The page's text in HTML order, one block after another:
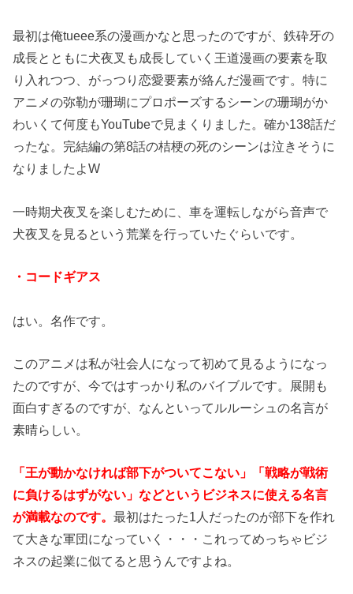
最初は俺tueee系の漫画かなと思ったのですが、鉄砕牙の
成長とともに犬夜叉も成長していく王道漫画の要素を取
り入れつつ、がっつり恋愛要素が絡んだ漫画です。特に
アニメの弥勒が珊瑚にプロポーズするシーンの珊瑚がか
わいくて何度もYouTubeで見まくりました。確か138話だ
ったな。完結編の第8話の桔梗の死のシーンは泣きそうに
なりましたよW
一時期犬夜叉を楽しむために、車を運転しながら音声で
犬夜叉を見るという荒業を行っていたぐらいです。
・コードギアス
はい。名作です。
このアニメは私が社会人になって初めて見るようになっ
たのですが、今ではすっかり私のバイブルです。展開も
面白すぎるのですが、なんといってルルーシュの名言が
素晴らしい。
「王が動かなければ部下がついてこない」「戦略が戦術
に負けるはずがない」などというビジネスに使える名言
が満載なのです。最初はたった1人だったのが部下を作れ
て大きな軍団になっていく・・・これってめっちゃビジ
ネスの起業に似てると思うんですよね。